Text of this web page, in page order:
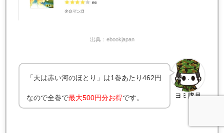
出典：ebookjapan
ヨミ隊員
「天は赤い河のほとり」は1巻あたり462円
なので全巻で最大500円分お得です。